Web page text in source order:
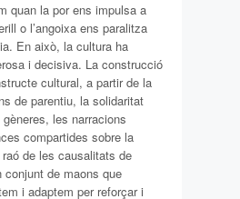
quan la por ens impulsa a
o l’angoixa ens paralitza
En això, la cultura ha
i decisiva. La construcció
cultural, a partir de la
de parentiu, la solidaritat
les narracions
compartides sobre la
de les causalitats de
conjunt de maons que
i adaptem per reforçar i